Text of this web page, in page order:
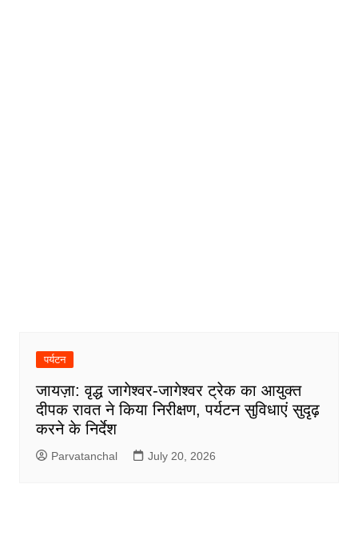
पर्यटन
जायज़ा: वृद्ध जागेश्वर-जागेश्वर ट्रेक का आयुक्त
दीपक रावत ने किया निरीक्षण, पर्यटन सुविधाएं सुदृढ़
करने के निर्देश
Parvatanchal July 20, 2026